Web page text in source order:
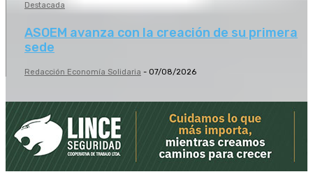
Destacada
ASOEM avanza con la creación de su primera
sede
Redacción Economía Solidaria - 07/08/2026